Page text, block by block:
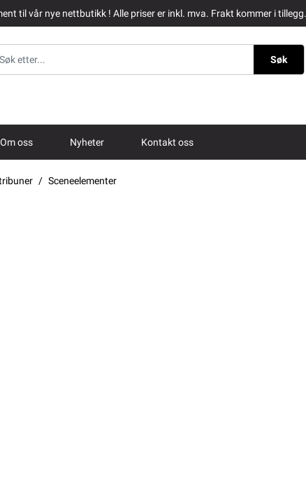
til vår nye nettbutikk ! Alle priser er inkl. mva. Frakt kommer i tillegg.
Søk
Om oss Nyheter Kontakt oss
Sceneelementer